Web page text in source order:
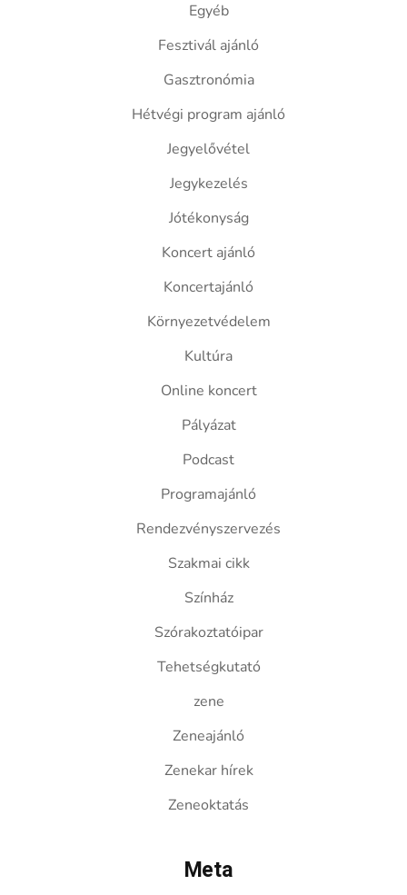
Egyéb
Fesztivál ajánló
Gasztronómia
Hétvégi program ajánló
Jegyelővétel
Jegykezelés
Jótékonyság
Koncert ajánló
Koncertajánló
Környezetvédelem
Kultúra
Online koncert
Pályázat
Podcast
Programajánló
Rendezvényszervezés
Szakmai cikk
Színház
Szórakoztatóipar
Tehetségkutató
zene
Zeneajánló
Zenekar hírek
Zeneoktatás
Meta